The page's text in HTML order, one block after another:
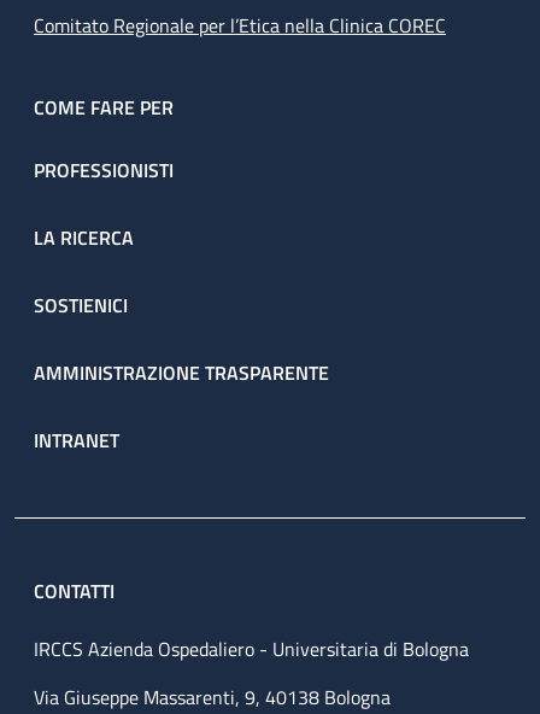
Comitato Regionale per l’Etica nella Clinica COREC
COME FARE PER
PROFESSIONISTI
LA RICERCA
SOSTIENICI
AMMINISTRAZIONE TRASPARENTE
INTRANET
CONTATTI
IRCCS Azienda Ospedaliero - Universitaria di Bologna
Via Giuseppe Massarenti, 9, 40138 Bologna